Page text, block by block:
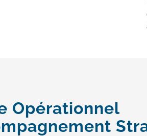
Opérationnel